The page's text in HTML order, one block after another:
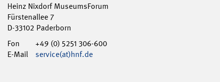
Heinz Nixdorf MuseumsForum
Fürstenallee 7
D-33102 Paderborn
Fon
+49 (0) 5251 306-600
E-Mail
service(at)hnf.de